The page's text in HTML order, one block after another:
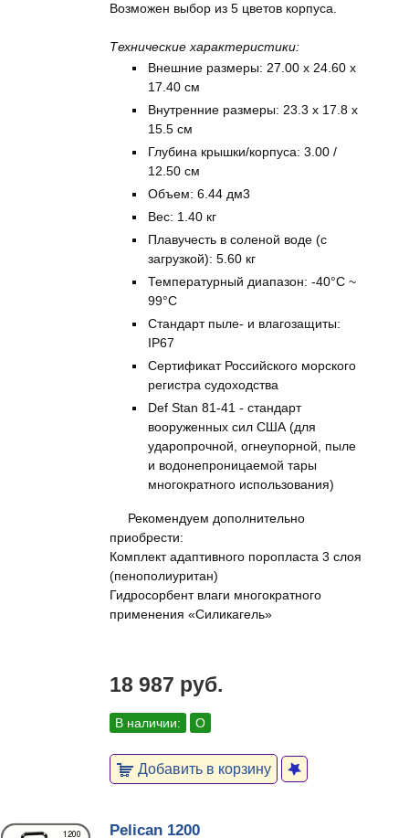
Возможен выбор из 5 цветов корпуса.
Технические характеристики:
Внешние размеры: 27.00 x 24.60 x
17.40 см
Внутренние размеры: 23.3 x 17.8 x
15.5 см
Глубина крышки/корпуса: 3.00 /
12.50 см
Объем: 6.44 дм3
Вес: 1.40 кг
Плавучесть в соленой воде (с
загрузкой): 5.60 кг
Температурный диапазон: -40°C ~
99°C
Стандарт пыле- и влагозащиты:
IP67
Сертификат Российского морского
регистра судоходства
Def Stan 81-41 - стандарт
вооруженных сил США (для
ударопрочной, огнеупорной, пыле
и водонепроницаемой тары
многократного использования)
Рекомендуем дополнительно
приобрести:
Комплект адаптивного поропласта 3 слоя
(пенополиуритан)
Гидросорбент влаги многократного
применения «Силикагель»
18 987 руб.
В наличии: О
Добавить в корзину
Pelican 1200